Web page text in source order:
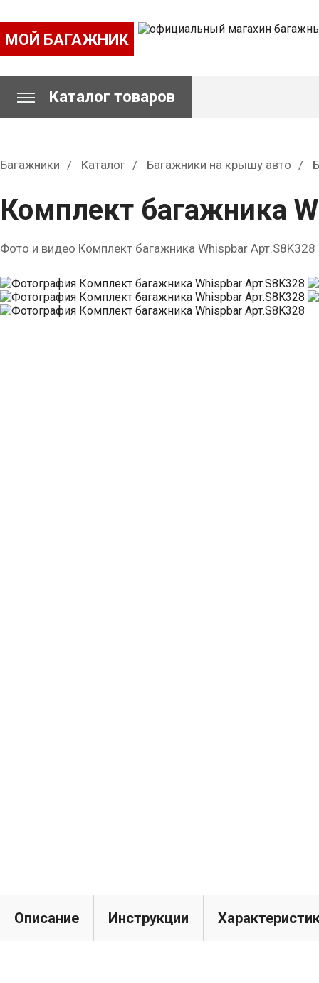
МОЙ БАГАЖНИК
Каталог товаров
Багажники Каталог Багажники на крышу авто
Комплект багажника
Фото и видео Комплект багажника Whispbar Арт.S8K328
Описание Инструкции